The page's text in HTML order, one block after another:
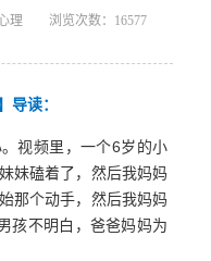
理
浏览次数：16577
导读：
视频里，一个6岁的小
妹磕着了，然后我妈妈
那个动手，然后我妈妈
孩不明白，爸爸妈妈为